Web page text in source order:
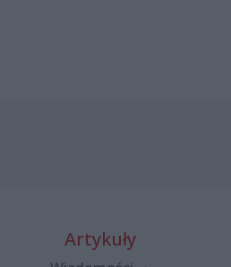
Artykuły